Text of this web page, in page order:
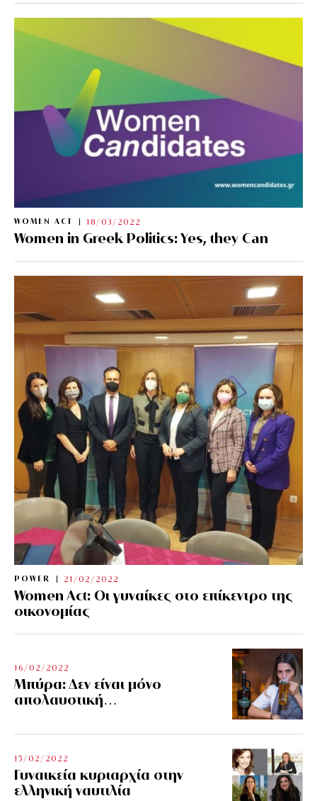
WOMEN ACT 18/03/2022
Women in Greek Politics: Yes, they Can
POWER 21/02/2022
Women Act: Οι γυναίκες στο επίκεντρο της
οικονομίας
16/02/2022
Μπύρα: Δεν είναι μόνο
απολαυστική…
15/02/2022
Γυναικεία κυριαρχία στην
ελληνική ναυτιλία